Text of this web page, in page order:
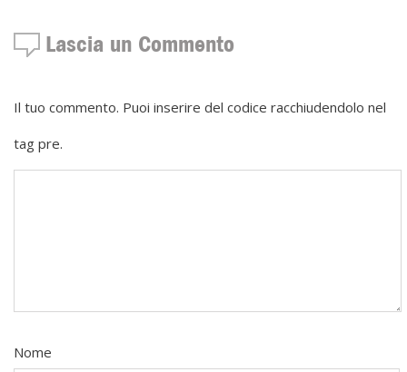
Lascia un Commento
Il tuo commento. Puoi inserire del codice racchiudendolo nel
tag pre.
Nome